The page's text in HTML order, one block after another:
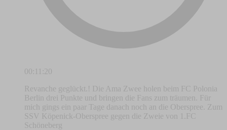
00:11:20
Revanche geglückt.! Die Ama Zwee holen beim FC Polonia
Berlin drei Punkte und bringen die Fans zum träumen. Für
mich gings ein paar Tage danach noch an die Oberspree. Zum
SSV Köpenick-Oberspree gegen die Zweie von 1.FC
Schöneberg